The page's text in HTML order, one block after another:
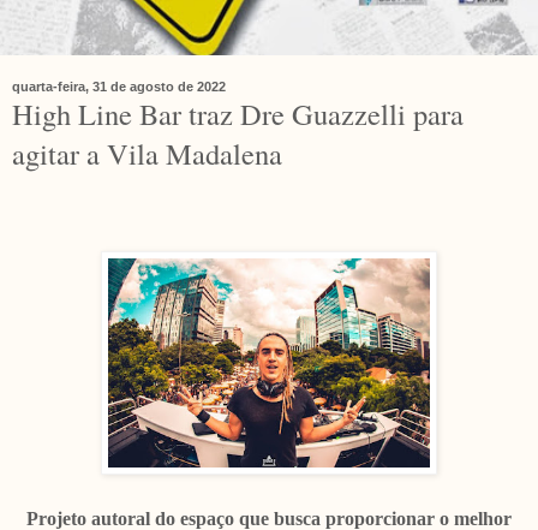
quarta-feira, 31 de agosto de 2022
High Line Bar traz Dre Guazzelli para
agitar a Vila Madalena
Projeto autoral do espaço que busca proporcionar o melhor